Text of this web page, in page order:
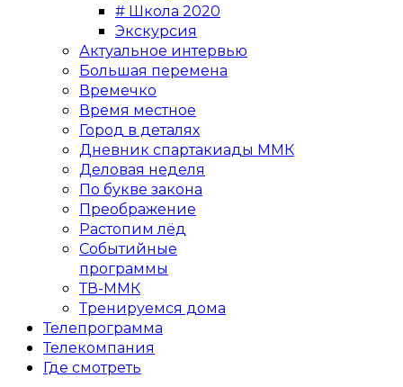
# Школа 2020
Экскурсия
Актуальное интервью
Большая перемена
Времечко
Время местное
Город в деталях
Дневник спартакиады ММК
Деловая неделя
По букве закона
Преображение
Растопим лёд
Событийные
программы
ТВ-ММК
Тренируемся дома
Телепрограмма
Телекомпания
Где смотреть